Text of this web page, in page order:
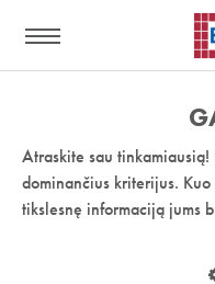
nuoroda:
Atraskite sau
dominančius kriterijus.
tikslesnę informaciją jums